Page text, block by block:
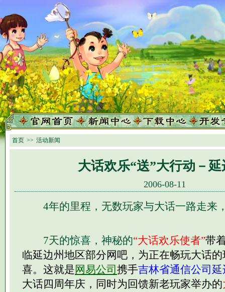
首页 >> 活动新闻
大话欢乐“送”大行动－
2006-08-11
4年的里程，无数玩家与大话一路走来
7天的惊喜，神秘的“大话欢乐使者”带
临延边州地区部分网吧，为正在畅玩大话
喜。这就是网易公司 携手吉林省通信公司
大话四周年庆，同时为回馈新老玩家举办的